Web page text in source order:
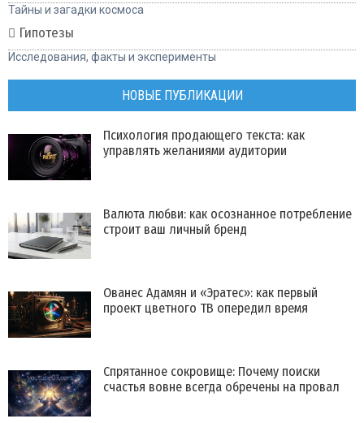
Тайны и загадки космоса
Гипотезы
Исследования, факты и эксперименты
НОВЫЕ ПУБЛИКАЦИИ
Психология продающего текста: как
управлять желаниями аудитории
Валюта любви: как осознанное потребление
строит ваш личный бренд
Ованес Адамян и «Эратес»: как первый
проект цветного ТВ опередил время
Спрятанное сокровище: Почему поиски
счастья вовне всегда обречены на провал